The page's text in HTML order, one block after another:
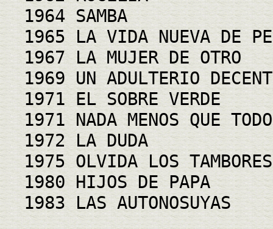
1964 SAMBA
1965 LA VIDA NUEVA DE
1967 LA MUJER DE OTRO
1969 UN ADULTERIO
1971 EL SOBRE VERDE
1971 NADA MENOS QUE
1972 LA DUDA
1975 OLVIDA LOS TAMBORES
1980 HIJOS DE PAPA
1983 LAS AUTONOSUYAS